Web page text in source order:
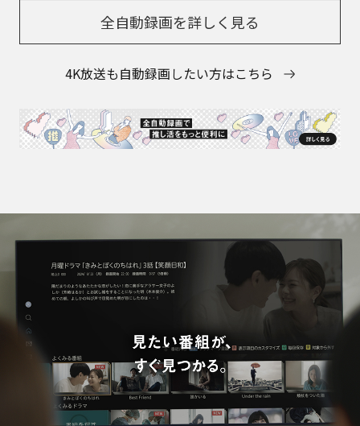
全自動録画を詳しく見る
4K放送も自動録画したい方はこちら